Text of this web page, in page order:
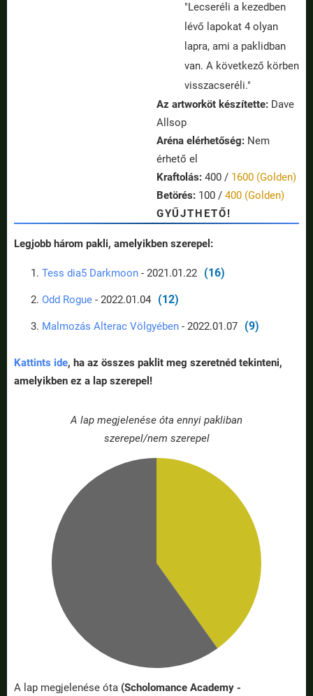
"Lecseréli a kezedben
lévő lapokat 4 olyan
lapra, ami a paklidban
van. A következő körben
visszacseréli."
Az artworköt készítette: Dave
Allsop
Aréna elérhetőség: Nem
érhető el
Kraftolás: 400 / 1600 (Golden)
Betörés: 100 / 400 (Golden)
GYŰJTHETŐ!
Legjobb három pakli, amelyikben szerepel:
Tess dia5 Darkmoon - 2021.01.22 (16)
Odd Rogue - 2022.01.04 (12)
Malmozás Alterac Völgyében - 2022.01.07 (9)
Kattints ide, ha az összes paklit meg szeretnéd tekinteni,
amelyikben ez a lap szerepel!
A lap megjelenése óta ennyi pakliban
szerepel/nem szerepel
A lap megjelenése óta (Scholomance Academy -